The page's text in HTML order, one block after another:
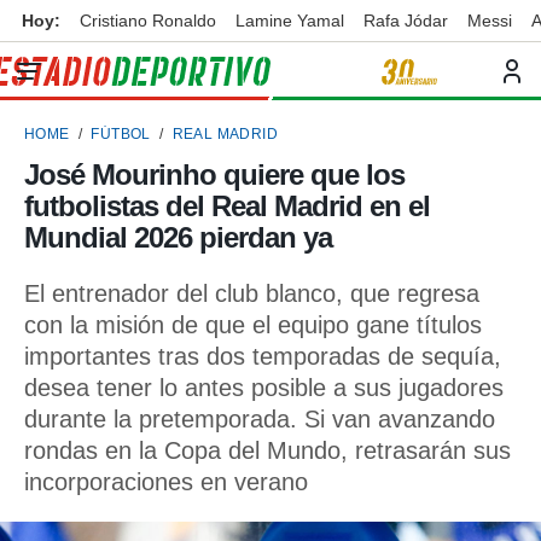
de
por
para
la
que se
calidad.
las
y
forma
digital
basada
Hoy: Cristiano Ronaldo Lamine Yamal Rafa Jódar Messi
HOME FÚTBOL REAL MADRID
José Mourinho quiere que los
futbolistas del Real Madrid en el
Mundial 2026 pierdan ya
El entrenador del club blanco, que regresa
con la misión de que el equipo gane títulos
importantes tras dos temporadas de sequía,
desea tener lo antes posible a sus jugadores
durante la pretemporada. Si van avanzando
rondas en la Copa del Mundo, retrasarán sus
incorporaciones en verano